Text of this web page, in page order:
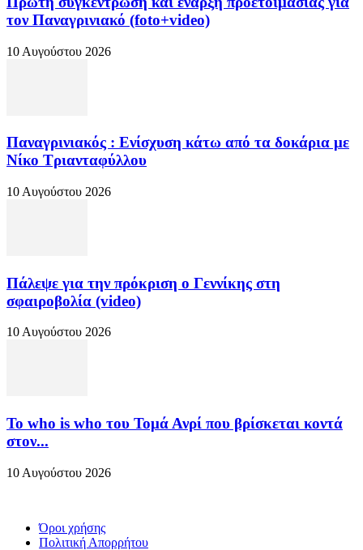
τον Παναγρινιακό (foto+video)
10 Αυγούστου 2026
Παναγρινιακός : Ενίσχυση κάτω από τα δοκάρια με
Νίκο Τριανταφύλλου
10 Αυγούστου 2026
Πάλεψε για την πρόκριση ο Γεννίκης στη
σφαιροβολία (video)
10 Αυγούστου 2026
Το who is who του Τομά Ανρί που βρίσκεται κοντά
στον...
10 Αυγούστου 2026
Όροι χρήσης
Πολιτική Απορρήτου